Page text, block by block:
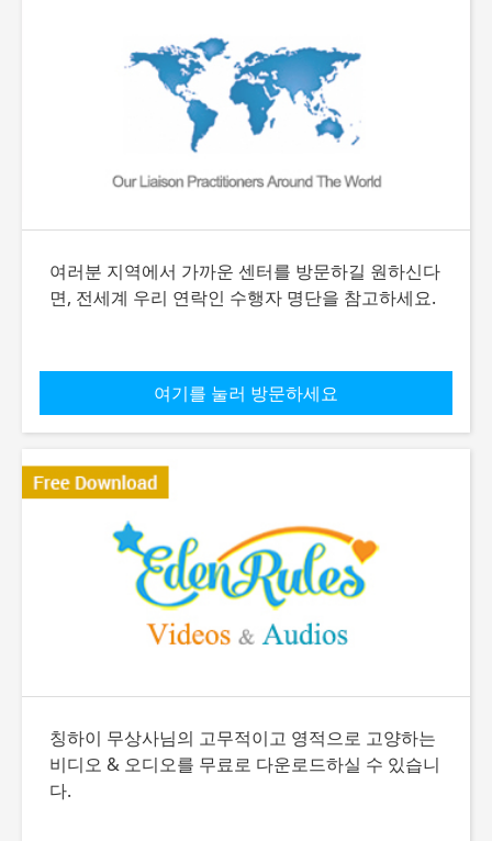
여러분 지역에서 가까운 센터를 방문하길 원하신다
면, 전세계 우리 연락인 수행자 명단을 참고하세요.
여기를 눌러 방문하세요
칭하이 무상사님의 고무적이고 영적으로 고양하는
비디오 & 오디오를 무료로 다운로드하실 수 있습니
다.